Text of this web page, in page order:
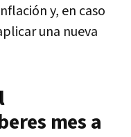
y, en caso
una nueva
mes a